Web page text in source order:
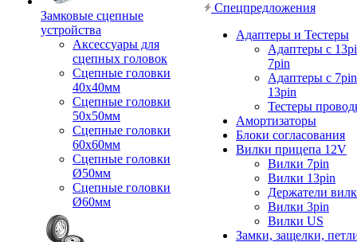
Замковые сцепные
устройства
Аксессуары для
сцепных головок
Сцепные головки
40x40мм
Сцепные головки
50x50мм
Сцепные головки
60x60мм
Сцепные головки
Ø50мм
Сцепные головки
Ø60мм
Спецпредложения
Адаптеры и Тестеры
Адаптеры с
7pin
Адаптеры с
13pin
Тестеры
Амортизаторы
Блоки согласования
Вилки прицепа 12V
Вилки 7pin
Вилки 13pin
Держатели
Вилки 3pin
Вилки US
Замки, защелки,